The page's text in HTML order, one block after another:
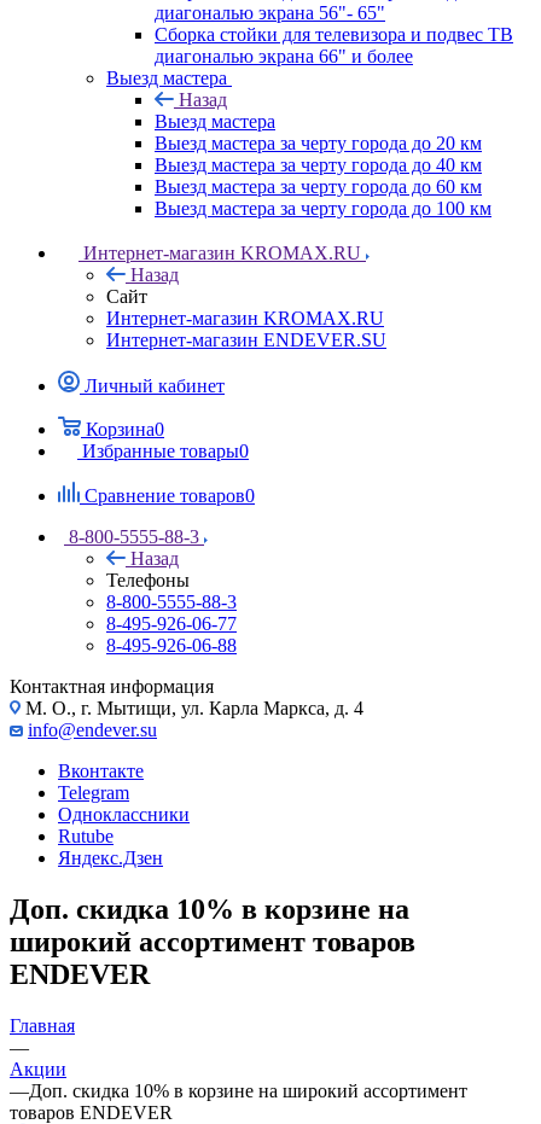
диагональю экрана 56"- 65"
Сборка стойки для телевизора и подвес ТВ
диагональю экрана 66" и более
Выезд мастера
Назад
Выезд мастера
Выезд мастера за черту города до 20 км
Выезд мастера за черту города до 40 км
Выезд мастера за черту города до 60 км
Выезд мастера за черту города до 100 км
Интернет-магазин KROMAX.RU
Назад
Сайт
Интернет-магазин KROMAX.RU
Интернет-магазин ENDEVER.SU
Личный кабинет
Корзина0
Избранные товары0
Сравнение товаров0
8-800-5555-88-3
Назад
Телефоны
8-800-5555-88-3
8-495-926-06-77
8-495-926-06-88
Контактная информация
М. О., г. Мытищи, ул. Карла Маркса, д. 4
info@endever.su
Вконтакте
Telegram
Одноклассники
Rutube
Яндекс.Дзен
Доп. скидка 10% в корзине на
широкий ассортимент товаров
ENDEVER
Главная
—
Акции
—Доп. скидка 10% в корзине на широкий ассортимент
товаров ENDEVER